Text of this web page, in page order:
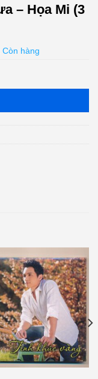
– Họa Mi (3
Còn hàng